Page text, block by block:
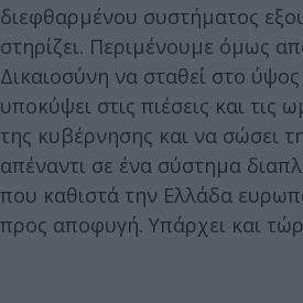
διεφθαρμένου συστήματος
στηρίζει. Περιμένουμε όμως
Δικαιοσύνη να σταθεί στο
υποκύψει στις πιέσεις και τις
της κυβέρνησης και να σώσει
απέναντι σε ένα σύστημα
που καθιστά την Ελλάδα
προς αποφυγή. Υπάρχει και